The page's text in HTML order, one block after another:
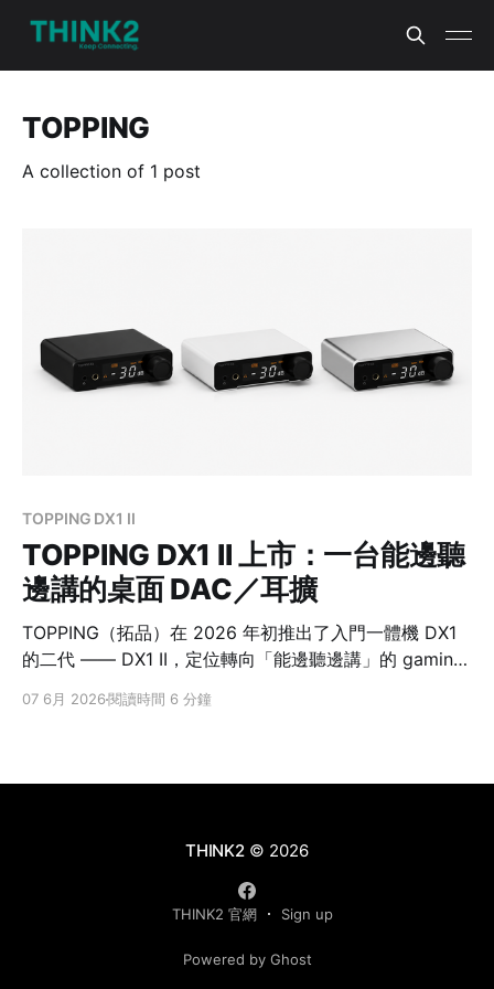
TOPPING
A collection of 1 post
TOPPING DX1 II
TOPPING DX1 II 上市：一台能邊聽
邊講的桌面 DAC／耳擴
TOPPING（拓品）在 2026 年初推出了入門一體機 DX1
的二代 —— DX1 II，定位轉向「能邊聽邊講」的 gaming
買？先給你最快的答案。 先給結論：誰適合買 DX1 II？
DX1 II（新）DX1（原始款） DAC 晶片ESS
1000mW／ch @32Ω較低 麥克風輸入有（
07 6月 2026閱讀時間 6 分鐘
THINK2© 2026
THINK2 官網 Sign up
Powered by Ghost